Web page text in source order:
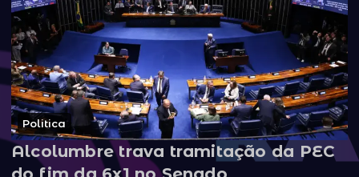
Politica
Alcolumbre trava tramitação da PEC